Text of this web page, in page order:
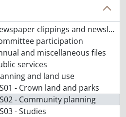
clippings and newsletters
participation
and miscellaneous files
services
and land use
- Crown land and parks
- Community planning
- Studies